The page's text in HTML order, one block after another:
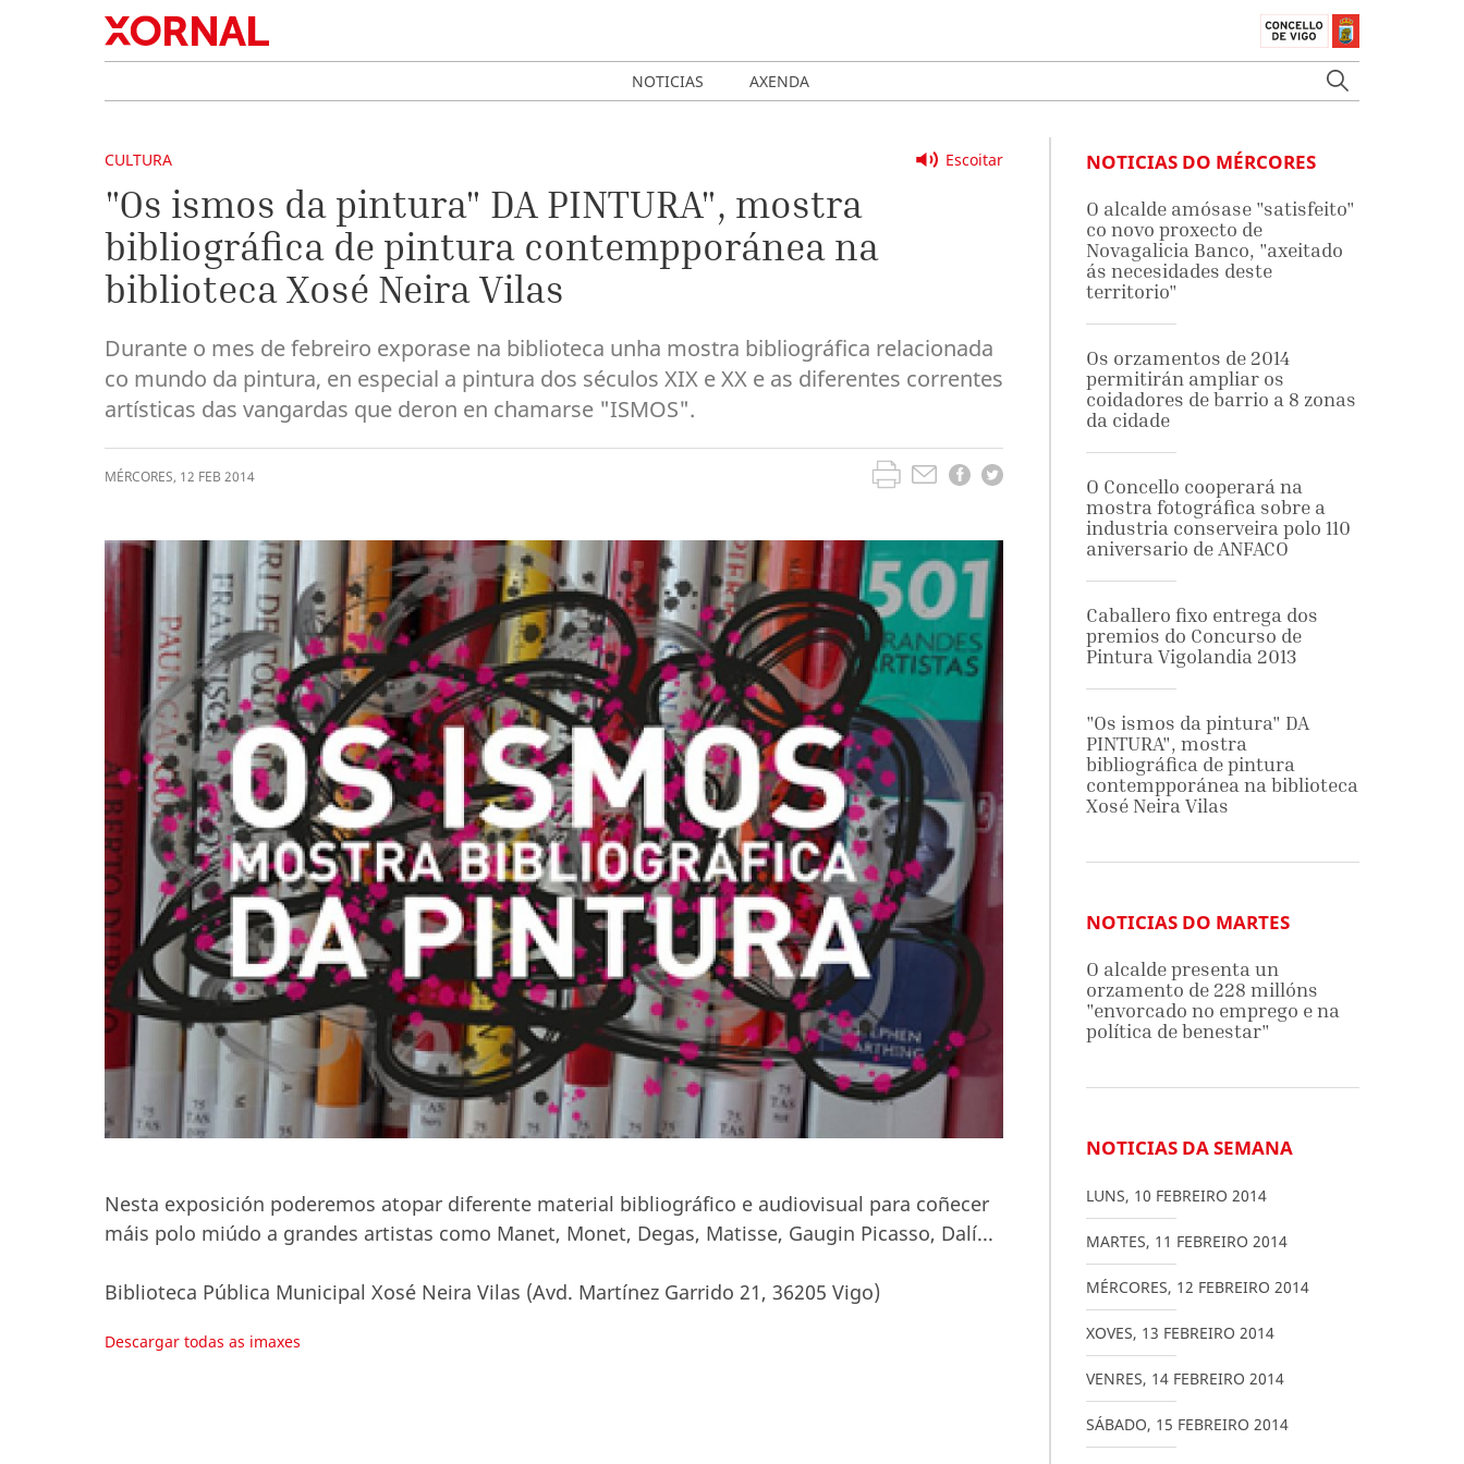
NOTICIAS AXENDA
Escoitar
CULTURA
"Os ismos da pintura" DA PINTURA", mostra
bibliográfica de pintura contempporánea na
biblioteca Xosé Neira Vilas
Durante o mes de febreiro exporase na biblioteca unha mostra bibliográfica relacionada
co mundo da pintura, en especial a pintura dos séculos XIX e XX e as diferentes correntes
artísticas das vangardas que deron en chamarse "ISMOS".
MÉRCORES, 12 FEB 2014
Nesta exposición poderemos atopar diferente material bibliográfico e audiovisual para coñecer
máis polo miúdo a grandes artistas como Manet, Monet, Degas, Matisse, Gaugin Picasso, Dalí...
Biblioteca Pública Municipal Xosé Neira Vilas (Avd. Martínez Garrido 21, 36205 Vigo)
Descargar todas as imaxes
NOTICIAS DO MÉRCORES
O alcalde amósase "satisfeito"
co novo proxecto de
Novagalicia Banco, "axeitado
ás necesidades deste
territorio"
Os orzamentos de 2014
permitirán ampliar os
coidadores de barrio a 8 zonas
da cidade
O Concello cooperará na
mostra fotográfica sobre a
industria conserveira polo 110
aniversario de ANFACO
Caballero fixo entrega dos
premios do Concurso de
Pintura Vigolandia 2013
"Os ismos da pintura" DA
PINTURA", mostra
bibliográfica de pintura
contempporánea na biblioteca
Xosé Neira Vilas
NOTICIAS DO MARTES
O alcalde presenta un
orzamento de 228 millóns
"envorcado no emprego e na
política de benestar"
NOTICIAS DA SEMANA
LUNS, 10 FEBREIRO 2014
MARTES, 11 FEBREIRO 2014
MÉRCORES, 12 FEBREIRO 2014
XOVES, 13 FEBREIRO 2014
VENRES, 14 FEBREIRO 2014
SÁBADO, 15 FEBREIRO 2014